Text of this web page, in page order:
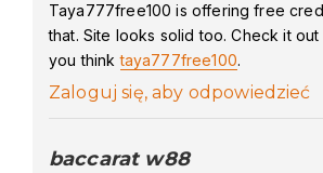
Taya777free100 is offering free
that. Site looks solid too. Check it
you thinktaya777free100.
Zaloguj się, aby odpowiedzieć
baccarat w88says: